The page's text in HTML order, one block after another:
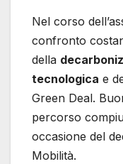
Nel corso
confronto
della
tecnologica e
Green Deal.
percorso
occasione del
Mobilità.